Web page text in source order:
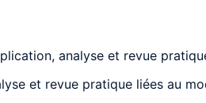
analyse et revue
et revue pratique liées au